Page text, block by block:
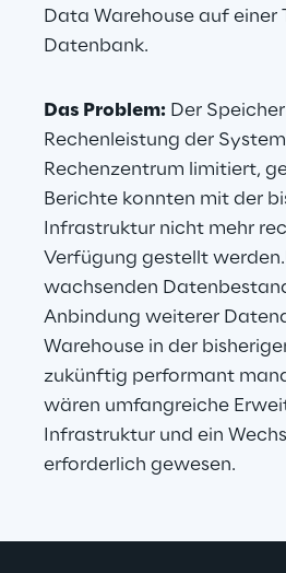
Data Warehouse auf einer
Datenbank.
Das Problem: Der
Rechenleistung der
Rechenzentrum limitiert,
Berichte konnten mit der
Infrastruktur nicht mehr
Verfügung gestellt
wachsenden
Anbindung weiterer
Warehouse in der
zukünftig performant
wären umfangreiche
Infrastruktur und ein
erforderlich gewesen.